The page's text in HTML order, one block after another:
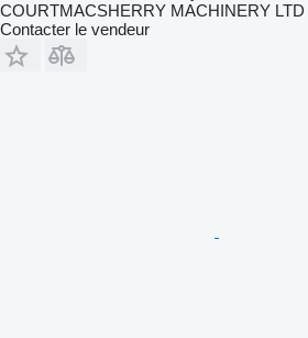
COURTMACSHERRY MACHINERY LTD
Contacter le vendeur